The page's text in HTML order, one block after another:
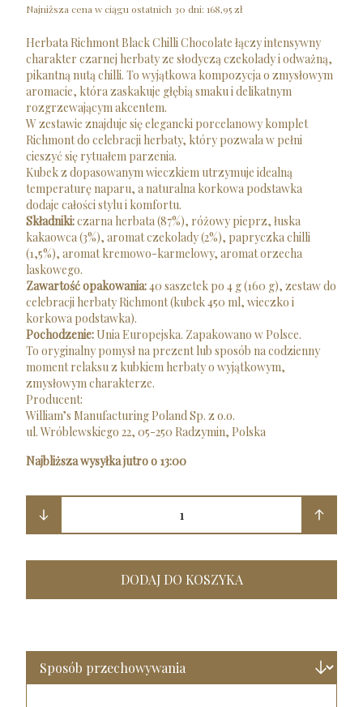
Najniższa cena w ciągu ostatnich 30 dni: 168,95 zł
Herbata Richmont Black Chilli Chocolate łączy intensywny
charakter czarnej herbaty ze słodyczą czekolady i odważną,
pikantną nutą chilli. To wyjątkowa kompozycja o zmysłowym
aromacie, która zaskakuje głębią smaku i delikatnym
rozgrzewającym akcentem.
W zestawie znajduje się elegancki porcelanowy komplet
Richmont do celebracji herbaty, który pozwala w pełni
cieszyć się rytuałem parzenia.
Kubek z dopasowanym wieczkiem utrzymuje idealną
temperaturę naparu, a naturalna korkowa podstawka
dodaje całości stylu i komfortu.
Składniki:czarna herbata (87%), różowy pieprz, łuska
kakaowca (3%), aromat czekolady (2%), papryczka chilli
(1,5%), aromat kremowo-karmelowy, aromat orzecha
laskowego.
Zawartość opakowania:40 saszetek po 4 g (160 g), zestaw do
celebracji herbaty Richmont (kubek 450 ml, wieczko i
korkowa podstawka).
Pochodzenie: Unia Europejska. Zapakowano w Polsce.
To oryginalny pomysł na prezent lub sposób na codzienny
moment relaksu z kubkiem herbaty o wyjątkowym,
zmysłowym charakterze.
Producent:
William’s Manufacturing Poland Sp. z o.o.
ul. Wróblewskiego 22, 05-250 Radzymin, Polska
Najbliższa wysyłka jutro o 13:00
1
DODAJ DO KOSZYKA